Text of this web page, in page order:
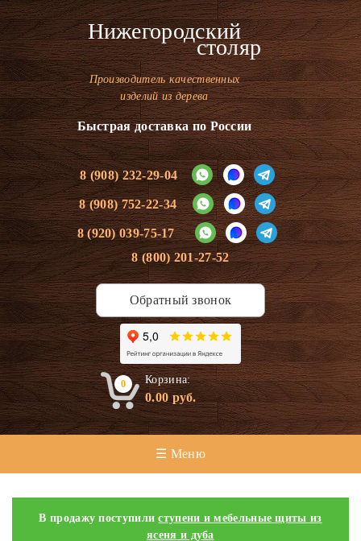
Нижегородский
столяр
Производитель качественных
изделий из дерева
Быстрая доставка по России
8 (908) 232-29-04
8 (908) 752-22-34
8 (920) 039-75-17
8 (800) 201-27-52
Обратный звонок
0 Корзина:
0.00руб.
☰ Меню
В продажу поступилиступени и мебельные щиты из
ясеня и дуба